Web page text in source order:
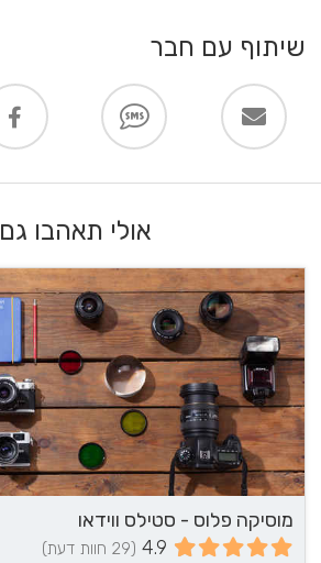
שיתוף עם חבר
אולי תאהבו גם
מוסיקה פלוס - סטילס ווידאו
4.9 (29 חוות דעת)